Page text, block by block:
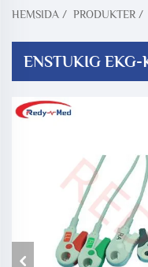
HEMSIDA / PRODUKTER /
ENSTUKIG EKG-